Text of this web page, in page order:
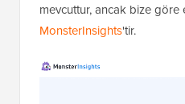
mevcuttur, ancak bize göre
MonsterInsights'tir.